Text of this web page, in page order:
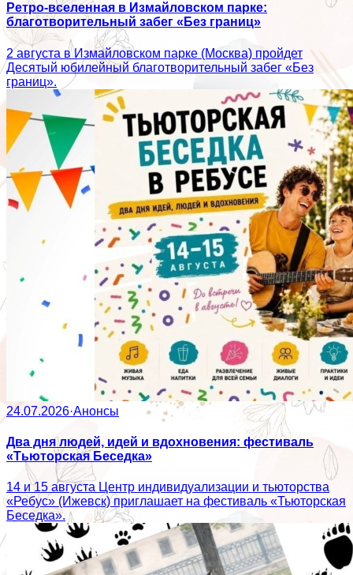
Ретро-вселенная в Измайловском парке:
благотворительный забег «Без границ»
2 августа в Измайловском парке (Москва) пройдет
Десятый юбилейный благотворительный забег «Без
границ».
24.07.2026·Анонсы
Два дня людей, идей и вдохновения: фестиваль
«Тьюторская Беседка»
14 и 15 августа Центр индивидуализации и тьюторства
«Ребус» (Ижевск) приглашает на фестиваль «Тьюторская
Беседка».